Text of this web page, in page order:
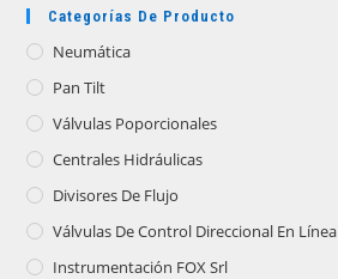
Categorías De Producto
Neumática
Pan Tilt
Válvulas Poporcionales
Centrales Hidráulicas
Divisores De Flujo
Válvulas De Control Direccional En Línea
Instrumentación FOX Srl